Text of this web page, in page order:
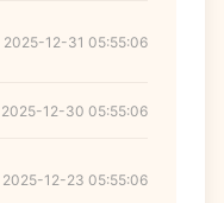
2025-12-31 05:55:06
2025-12-30 05:55:06
2025-12-23 05:55:06